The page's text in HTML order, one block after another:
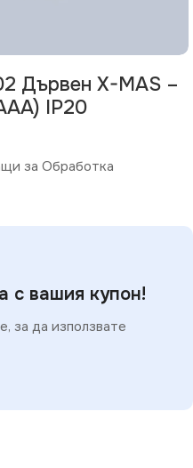
Дървен X-MAS –
IP20
за Обработка
с вашия купон!
за да използвате